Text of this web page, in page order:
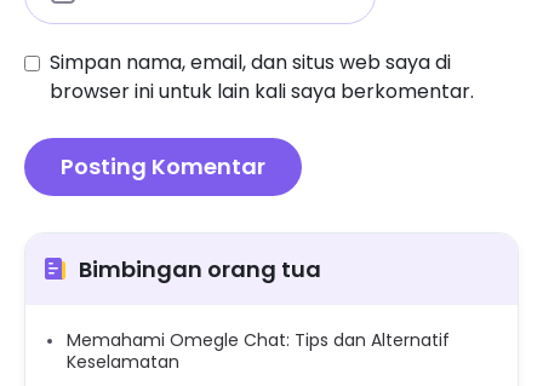
Simpan nama, email, dan situs web saya di
browser ini untuk lain kali saya berkomentar.
Bimbingan orang tua
Memahami Omegle Chat: Tips dan Alternatif
Keselamatan